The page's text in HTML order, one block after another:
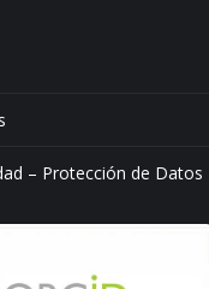
– Protección de Datos